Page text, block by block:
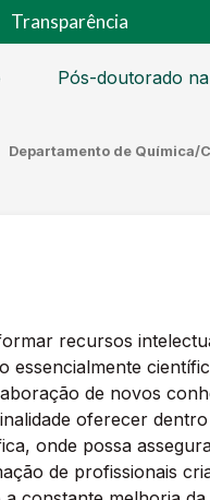
Transparência
Pós-doutorado
Departamento de Química/
recursos
essencialmente
de novos
oferecer
onde possa
de profissionais